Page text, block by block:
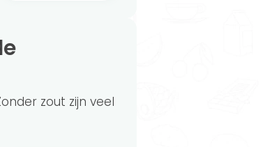
zout zijn veel